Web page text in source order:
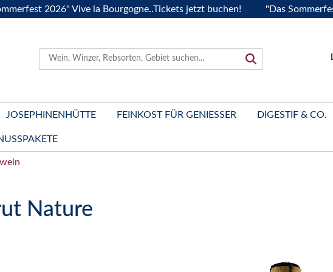
2026" Vive la Bourgogne..Tickets jetzt buchen! "Das Sommerfest
JOSEPHINENHÜTTE FEINKOST FÜR GENIESSER DIGESTIF & CO.
Nature